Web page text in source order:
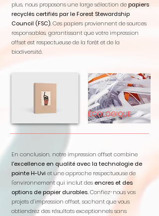
plus, nous proposons une large sélection depapiers
recyclés certifiés par le Forest Stewardship
Council (FSC).Ces papiers proviennent de sources
responsables, garantissant que votre impression
offset est respectueuse de la forêt et de la
biodiversité.
ÉCOLOGIQUE
En conclusion, notre impression offset combine
l'excellence en qualité avec la technologie de
pointe H-Uvi et une approche respectueuse de
l'environnement qui inclut des encres et des
options de papier durables.Confiez-nous vos
projets d’impression offset, sachant que vous
obtiendrez des résultats exceptionnels sans